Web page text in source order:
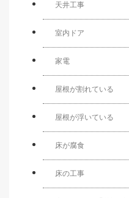
天井工事
室内ドア
家電
屋根が割れている
屋根が浮いている
床が腐食
床の工事